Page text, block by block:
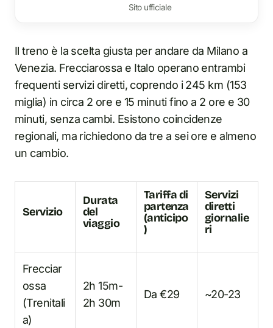
Sito ufficiale
Il treno è la scelta giusta per andare da Milano a
Venezia. Frecciarossa e Italo operano entrambi
frequenti servizi diretti, coprendo i 245 km (153
miglia) in circa 2 ore e 15 minuti fino a 2 ore e 30
minuti, senza cambi. Esistono coincidenze
regionali, ma richiedono da tre a sei ore e almeno
un cambio.
Servizio
Durata
del
viaggio
Tariffa di
partenza
(anticipo
)
Servizi
diretti
giornalie
ri
Frecciar
ossa
(Trenitali
a)
2h 15m-
2h 30m
Da €29 ~20-23